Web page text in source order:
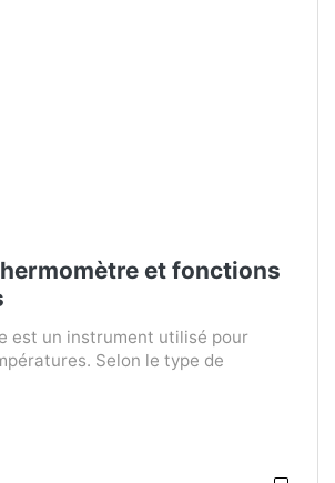
et fonctions
est un instrument utilisé pour
Selon le type de